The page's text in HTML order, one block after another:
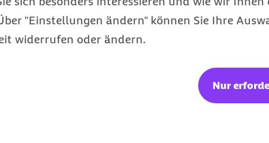
"Einstellungen ändern" können Sie Ihre
widerrufen oder ändern.
Nur
Drittstaaten,
ein Visum bei der
ist die
der Republik
nach